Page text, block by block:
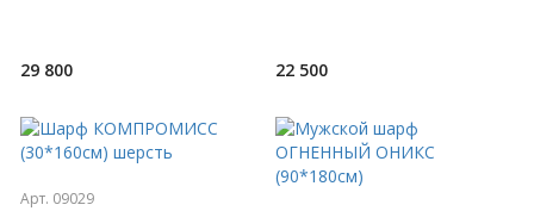
29 800 22 500
Арт. 09029